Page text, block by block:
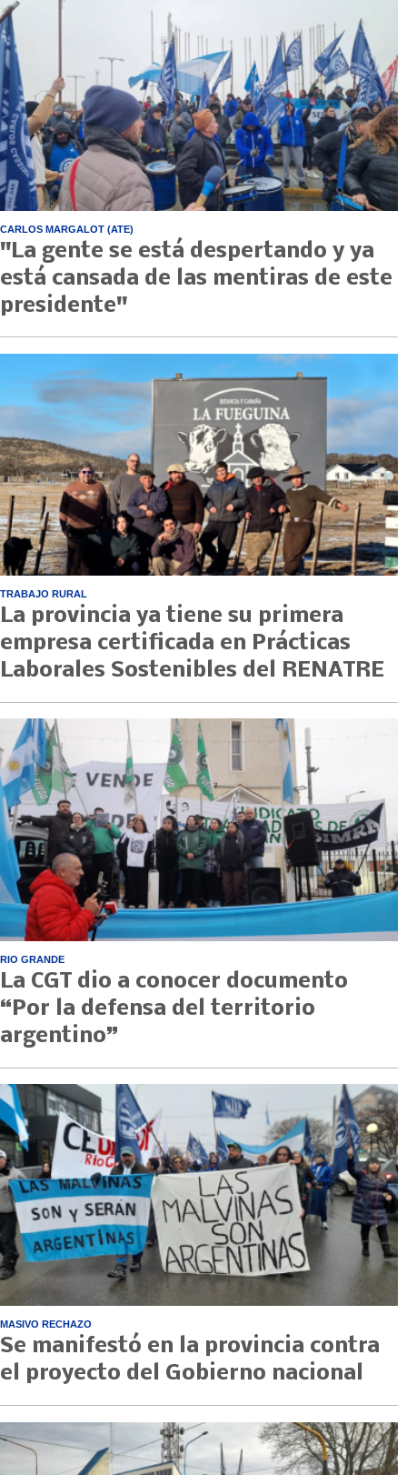
CARLOS MARGALOT (ATE)
"La gente se está despertando y ya
está cansada de las mentiras de este
presidente"
TRABAJO RURAL
La provincia ya tiene su primera
empresa certificada en Prácticas
Laborales Sostenibles del RENATRE
RIO GRANDE
La CGT dio a conocer documento
“Por la defensa del territorio
argentino”
MASIVO RECHAZO
Se manifestó en la provincia contra
el proyecto del Gobierno nacional